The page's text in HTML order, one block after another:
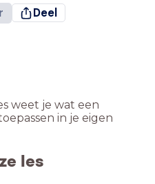
Deel
weet je wat een
in je eigen
les